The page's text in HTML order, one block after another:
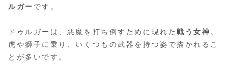
ルガー です。
ドゥルガーは、悪魔を打ち倒すために現れた戦う女神。
虎や獅子に乗り、いくつもの武器を持つ姿で描かれるこ
とが多いです。